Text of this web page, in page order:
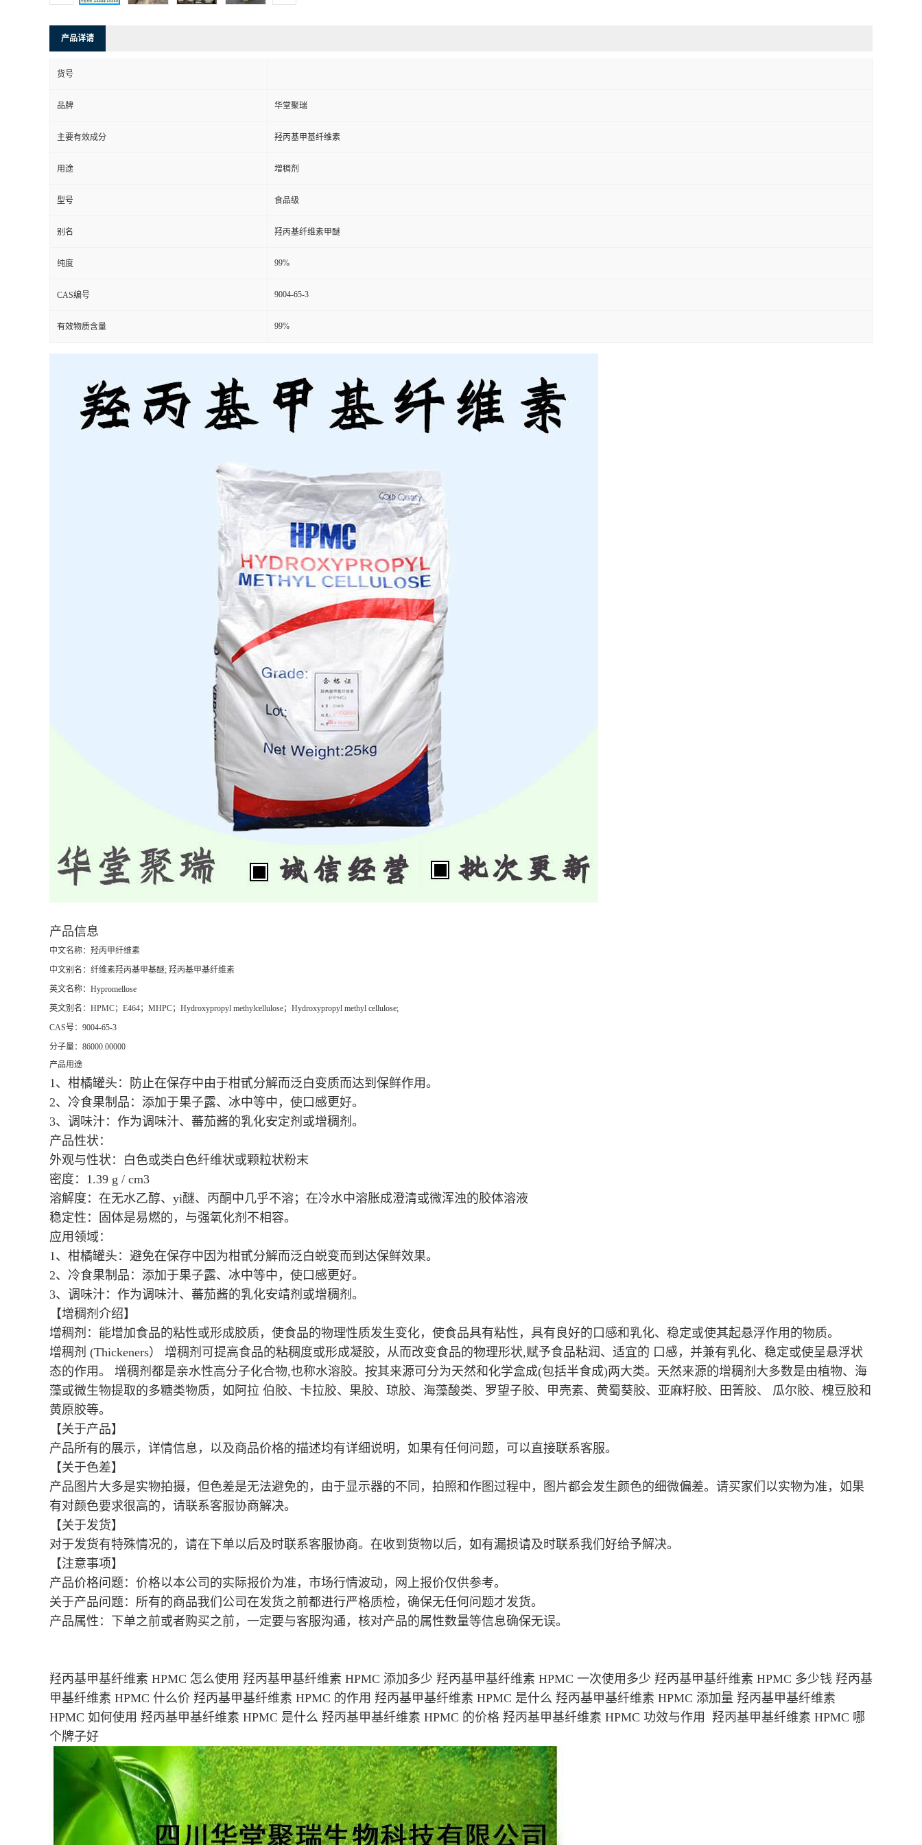
产品详请
货号
品牌 华堂聚瑞
主要有效成分 羟丙基甲基纤维素
用途 增稠剂
型号 食品级
别名 羟丙基纤维素甲醚
纯度 99%
CAS编号 9004-65-3
有效物质含量 99%
产品信息
中文名称：羟丙甲纤维素
中文别名：纤维素羟丙基甲基醚; 羟丙基甲基纤维素
英文名称：Hypromellose
英文别名：HPMC；E464；MHPC；Hydroxypropyl methylcellulose；Hydroxypropyl methyl cellulose;
CAS号：9004-65-3
分子量：86000.00000
产品用途
1、柑橘罐头：防止在保存中由于柑甙分解而泛白变质而达到保鲜作用。
2、冷食果制品：添加于果子露、冰中等中，使口感更好。
3、调味汁：作为调味汁、蕃茄酱的乳化安定剂或增稠剂。
产品性状：
外观与性状：白色或类白色纤维状或颗粒状粉末
密度：1.39 g / cm3
溶解度：在无水乙醇、yi醚、丙酮中几乎不溶；在冷水中溶胀成澄清或微浑浊的胶体溶液
稳定性：固体是易燃的，与强氧化剂不相容。
应用领域：
1、柑橘罐头：避免在保存中因为柑甙分解而泛白蜕变而到达保鲜效果。
2、冷食果制品：添加于果子露、冰中等中，使口感更好。
3、调味汁：作为调味汁、蕃茄酱的乳化安靖剂或增稠剂。
【增稠剂介绍】
增稠剂：能增加食品的粘性或形成胶质，使食品的物理性质发生变化，使食品具有粘性，具有良好的口感和乳化、稳定或使其起悬浮作用的物质。
增稠剂 (Thickeners） 增稠剂可提高食品的粘稠度或形成凝胶，从而改变食品的物理形状,赋予食品粘润、适宜的 口感，并兼有乳化、稳定或使呈悬浮状
态的作用。 增稠剂都是亲水性高分子化合物,也称水溶胶。按其来源可分为天然和化学盒成(包括半食成)两大类。天然来源的增稠剂大多数是由植物、海
藻或微生物提取的多糖类物质，如阿拉 伯胶、卡拉胶、果胶、琼胶、海藻酸类、罗望子胶、甲壳素、黄蜀葵胶、亚麻籽胶、田箐胶、 瓜尔胶、槐豆胶和
黄原胶等。
【关于产品】
产品所有的展示，详情信息，以及商品价格的描述均有详细说明，如果有任何问题，可以直接联系客服。
【关于色差】
产品图片大多是实物拍摄，但色差是无法避免的，由于显示器的不同，拍照和作图过程中，图片都会发生颜色的细微偏差。请买家们以实物为准，如果
有对颜色要求很高的，请联系客服协商解决。
【关于发货】
对于发货有特殊情况的，请在下单以后及时联系客服协商。在收到货物以后，如有漏损请及时联系我们好给予解决。
【注意事项】
产品价格问题：价格以本公司的实际报价为准，市场行情波动，网上报价仅供参考。
关于产品问题：所有的商品我们公司在发货之前都进行严格质检，确保无任何问题才发货。
产品属性：下单之前或者购买之前，一定要与客服沟通，核对产品的属性数量等信息确保无误。
羟丙基甲基纤维素 HPMC 怎么使用 羟丙基甲基纤维素 HPMC 添加多少 羟丙基甲基纤维素 HPMC 一次使用多少 羟丙基甲基纤维素 HPMC 多少钱 羟丙基
甲基纤维素 HPMC 什么价 羟丙基甲基纤维素 HPMC 的作用 羟丙基甲基纤维素 HPMC 是什么 羟丙基甲基纤维素 HPMC 添加量 羟丙基甲基纤维素
HPMC 如何使用 羟丙基甲基纤维素 HPMC 是什么 羟丙基甲基纤维素 HPMC 的价格 羟丙基甲基纤维素 HPMC 功效与作用 羟丙基甲基纤维素 HPMC 哪
个牌子好